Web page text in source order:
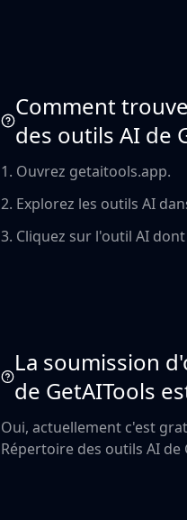
Comment
des outils AI de
1. Ouvrez getaitools.app.
2. Explorez les outils AI
3. Cliquez sur l'outil AI
La soumission
de GetAITools
Oui, actuellement c'est
Répertoire des outils AI de